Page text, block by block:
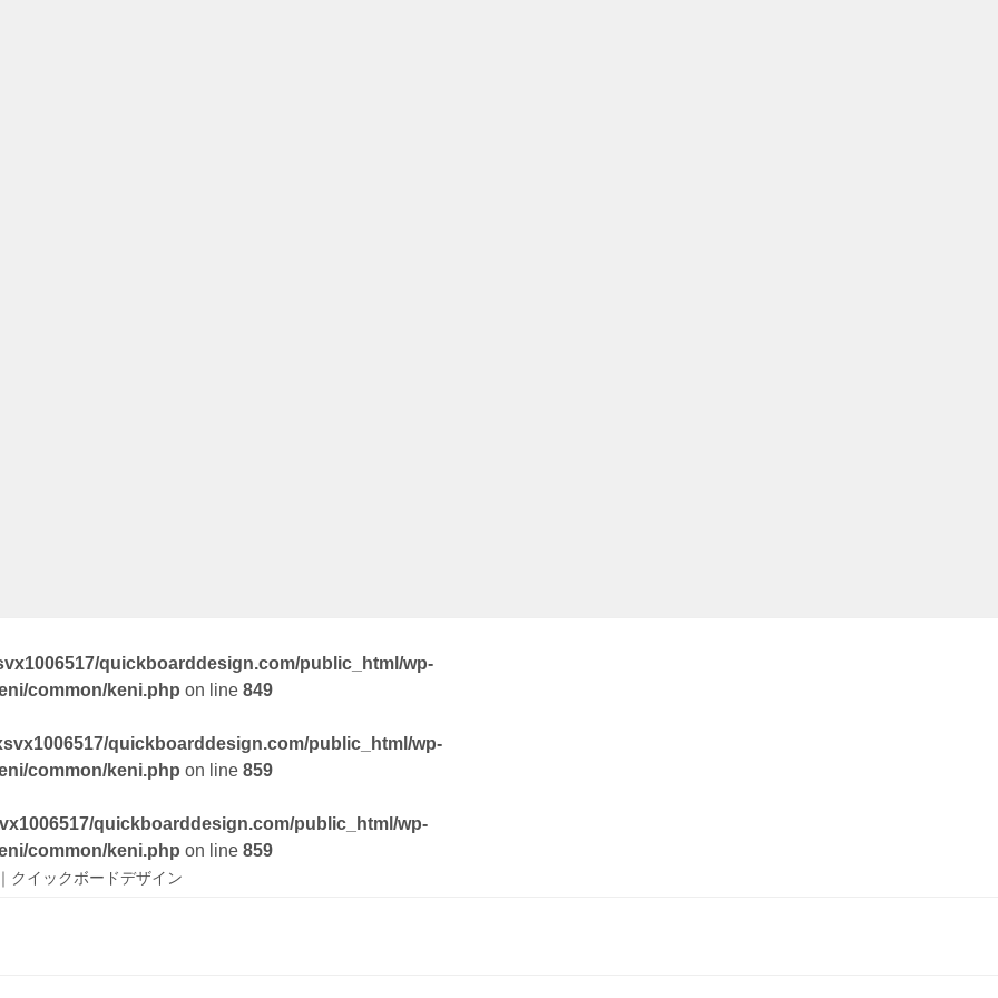
quickboarddesign.com/public_html/wp-
common/keni.php on line 849
quickboarddesign.com/public_html/wp-
common/keni.php on line 859
quickboarddesign.com/public_html/wp-
common/keni.php on line 859
クイックボードデザイン